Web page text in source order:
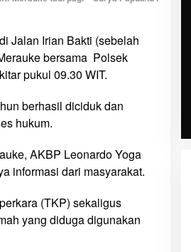
Jalan Irian Bakti (sebelah
bersama Polsek
pukul 09.30 WIT.
berhasil diciduk dan
hukum.
AKBP Leonardo Yoga
informasi dari masyarakat.
(TKP) sekaligus
yang diduga digunakan